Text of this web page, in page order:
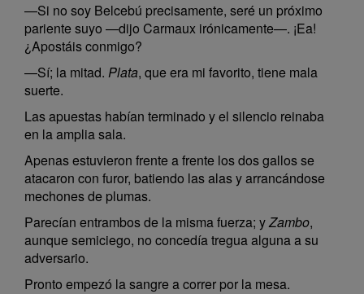
—Si no soy Belcebú precisamente, seré un próximo
pariente suyo —dijo Carmaux irónicamente—. ¡Ea!
¿Apostáis conmigo?
—Sí; la mitad. Plata, que era mi favorito, tiene mala
suerte.
Las apuestas habían terminado y el silencio reinaba
en la amplia sala.
Apenas estuvieron frente a frente los dos gallos se
atacaron con furor, batiendo las alas y arrancándose
mechones de plumas.
Parecían entrambos de la misma fuerza; yZambo,
aunque semiciego, no concedía tregua alguna a su
adversario.
Pronto empezó la sangre a correr por la mesa.